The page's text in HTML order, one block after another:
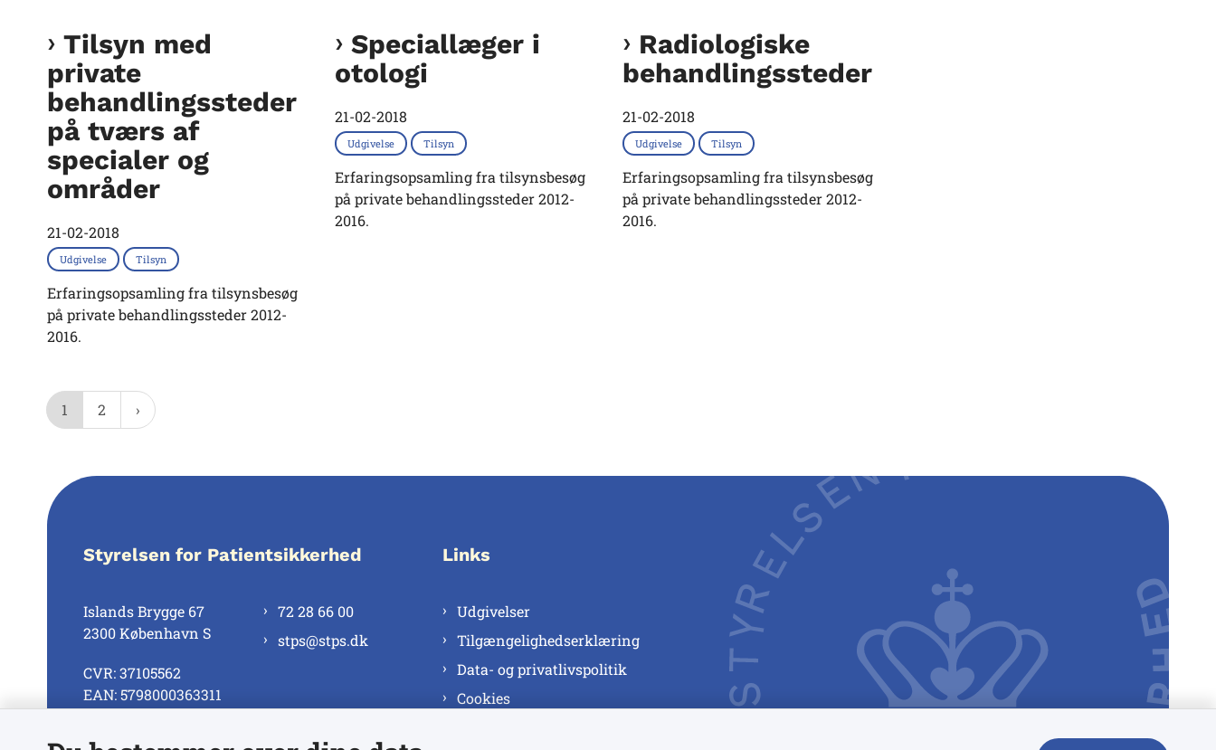
Tilsyn med
private
behandlingssteder
på tværs af
specialer og
områder
21-02-2018
Udgivelse Tilsyn
Erfaringsopsamling fra tilsynsbesøg
på private behandlingssteder 2012-
2016.
Speciallæger i
otologi
21-02-2018
Udgivelse Tilsyn
Erfaringsopsamling fra tilsynsbesøg
på private behandlingssteder 2012-
2016.
Radiologiske
behandlingssteder
21-02-2018
Udgivelse Tilsyn
Erfaringsopsamling fra tilsynsbesøg
på private behandlingssteder 2012-
2016.
1 2
Styrelsen for Patientsikkerhed
Islands Brygge 67
2300 København S
CVR: 37105562
EAN: 5798000363311
72 28 66 00
stps@stps.dk
Links
Udgivelser
Tilgængelighedserklæring
Data- og privatlivspolitik
Cookies